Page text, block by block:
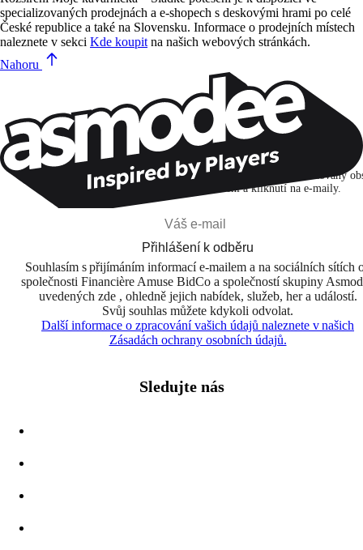
specializovaných prodejnách a e-shopech s deskovými hrami po celé
České republice a také na Slovensku. Informace o prodejních místech
naleznete v sekci Kde koupit na našich webových stránkách.
Nahoru
Zůstaňte v kontaktu!
Přihlašuji se k odběru, abych objevoval hry, novinky a personalizovaný
na základě svých zájmů a svých otevření a kliknutí na e-maily.
Přihlášení k odběru
Souhlasím s přijímáním informací e-mailem a na sociálních sítích
společnosti Financière Amuse BidCo a společností skupiny
uvedených zde , ohledně jejich nabídek, služeb, her a událostí.
Svůj souhlas můžete kdykoli odvolat.
Další informace o zpracování vašich údajů naleznete v našich
Zásadách ochrany osobních údajů.
Sledujte nás